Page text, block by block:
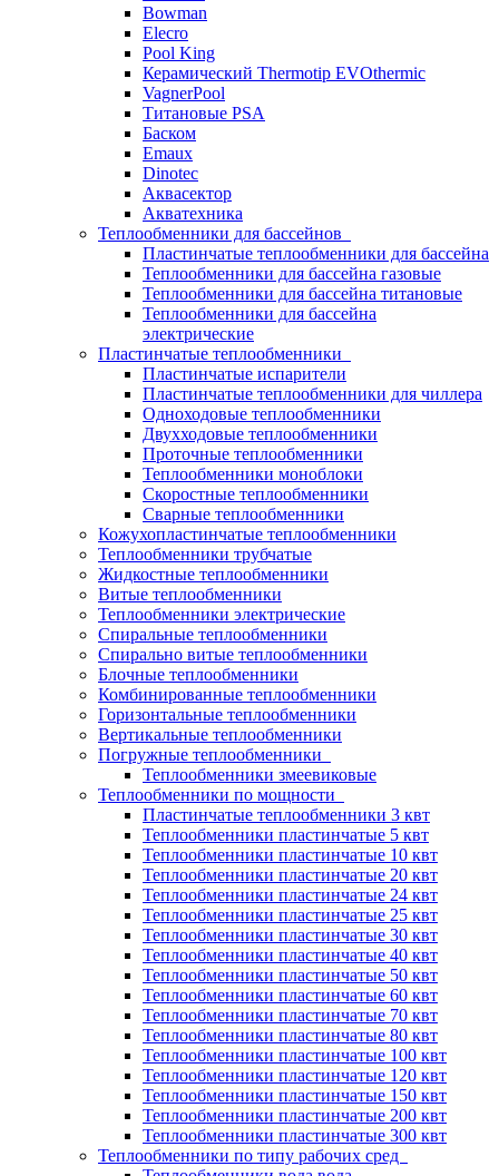
Bowman
Elecro
Pool King
Керамический Thermotip EVOthermic
VagnerPool
Титановые PSA
Баском
Emaux
Dinotec
Аквасектор
Акватехника
Теплообменники для бассейнов
Пластинчатые теплообменники для бассейна
Теплообменники для бассейна газовые
Теплообменники для бассейна титановые
Теплообменники для бассейна
электрические
Пластинчатые теплообменники
Пластинчатые испарители
Пластинчатые теплообменники для чиллера
Одноходовые теплообменники
Двухходовые теплообменники
Проточные теплообменники
Теплообменники моноблоки
Скоростные теплообменники
Сварные теплообменники
Кожухопластинчатые теплообменники
Теплообменники трубчатые
Жидкостные теплообменники
Витые теплообменники
Теплообменники электрические
Спиральные теплообменники
Спирально витые теплообменники
Блочные теплообменники
Комбинированные теплообменники
Горизонтальные теплообменники
Вертикальные теплообменники
Погружные теплообменники
Теплообменники змеевиковые
Теплообменники по мощности
Пластинчатые теплообменники 3 квт
Теплообменники пластинчатые 5 квт
Теплообменники пластинчатые 10 квт
Теплообменники пластинчатые 20 квт
Теплообменники пластинчатые 24 квт
Теплообменники пластинчатые 25 квт
Теплообменники пластинчатые 30 квт
Теплообменники пластинчатые 40 квт
Теплообменники пластинчатые 50 квт
Теплообменники пластинчатые 60 квт
Теплообменники пластинчатые 70 квт
Теплообменники пластинчатые 80 квт
Теплообменники пластинчатые 100 квт
Теплообменники пластинчатые 120 квт
Теплообменники пластинчатые 150 квт
Теплообменники пластинчатые 200 квт
Теплообменники пластинчатые 300 квт
Теплообменники по типу рабочих сред